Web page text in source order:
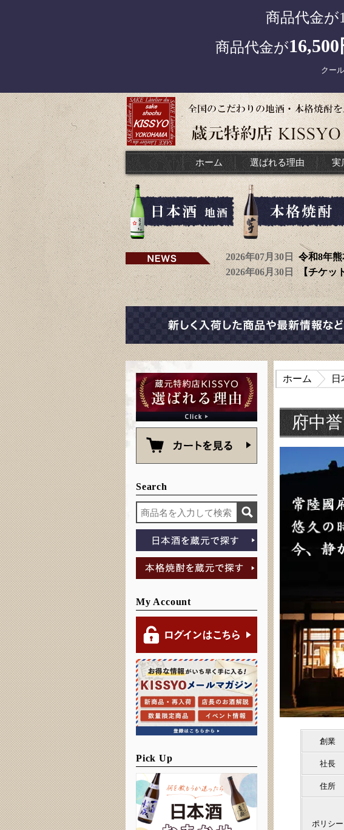
商品代金が
商品代金が16,500
クー
ホーム 選ばれる理由 実
2026年07月30日令和8年
2026年06月30日【チケッ
Search
My Account
Pick Up
ホーム 日
府中誉
創業
社長
住所
ポリシー